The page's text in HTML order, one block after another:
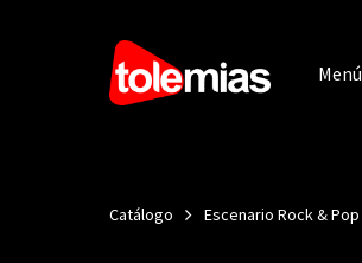
Menú
Menú
Catálogo Escenario Rock & Pop